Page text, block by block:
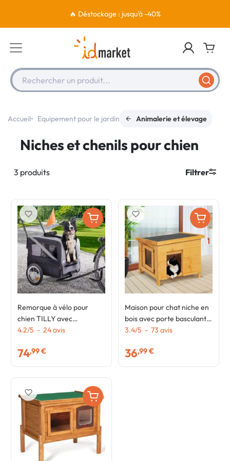
🔥 Déstockage : jusqu'à -40%
Rechercher un produit...
Accueil Equipement pour le jardin Animalerie et élevage
Niches et chenils pour chien
3 produits Filtrer
Remorque à vélo pour
chien TILLY avec
réflecteurs 128 x 52 x 102
compagnie
4.2/5 - 24avis
74,99 €
favorite_border
Maison pour chat niche en
bois avec porte basculante
à lamelles
3.4/5 - 73 avis
36,99 €
favorite_border
favorite_border